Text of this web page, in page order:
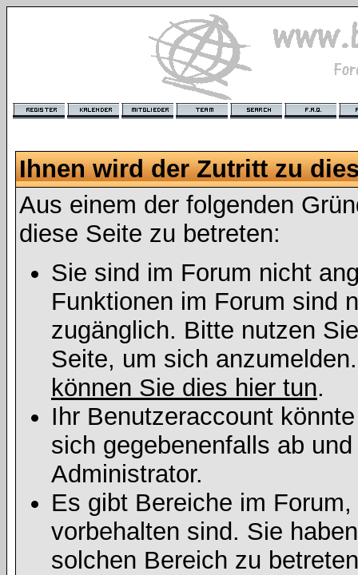
Ihnen wird der Zutritt zu
Aus einem der folgenden
diese Seite zu betreten:
Sie sind im Forum nicht
Funktionen im Forum sind
zugänglich. Bitte nutzen
Seite, um sich
können Sie dies hier tun.
Ihr Benutzeraccount
sich gegebenenfalls ab
Administrator.
Es gibt Bereiche im
vorbehalten sind. Sie
solchen Bereich zu